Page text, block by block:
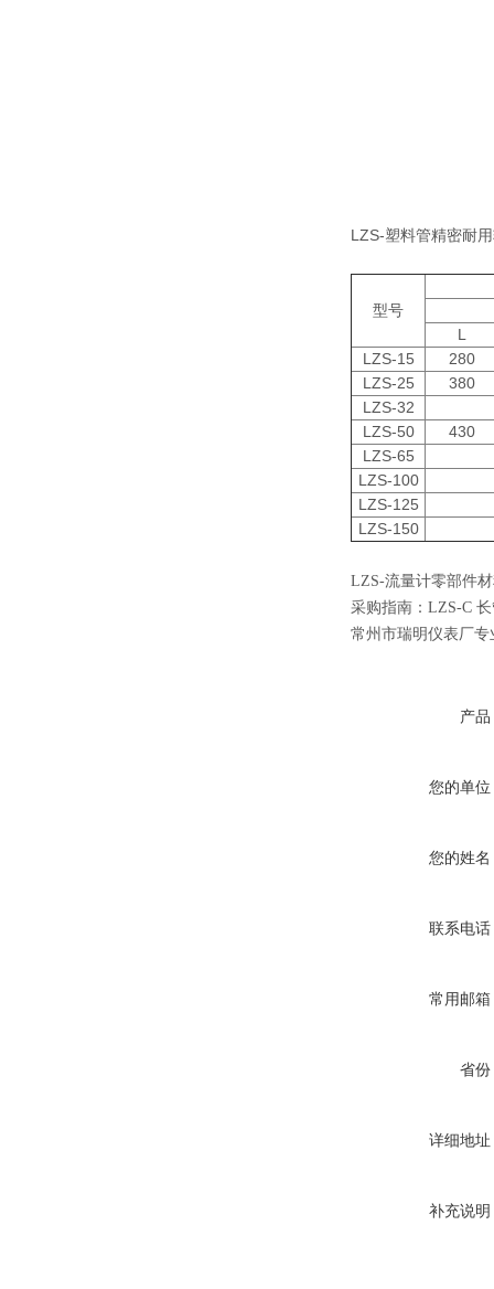
LZS-塑料管精密耐
型号
L
LZS-15
280
LZS-25
380
LZS-32
LZS-50
430
LZS-65
LZS-100
LZS-125
LZS-150
LZS-流量计零部件
采购指南： LZS-C
常州市瑞明仪表厂专
产品
您的单位
您的姓名
联系电话
常用邮箱
省份
详细地址
补充说明